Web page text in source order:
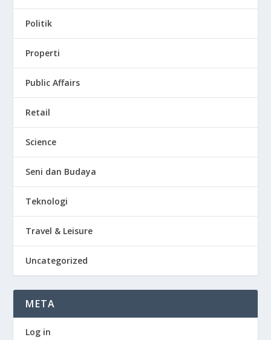
Politik
Properti
Public Affairs
Retail
Science
Seni dan Budaya
Teknologi
Travel & Leisure
Uncategorized
META
Log in